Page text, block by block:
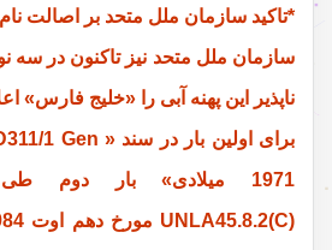
*تاکید سازمان ملل متحد بر اصالت
سازمان ملل متحد نیز تاکنون در سه
ناپذیر این پهنه آبی را «خلیج فارس»
1971 میلادی» بار دوم